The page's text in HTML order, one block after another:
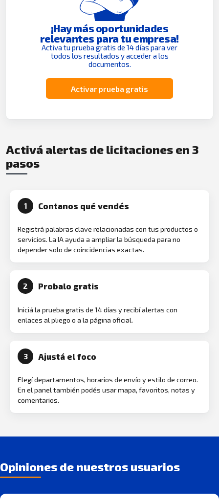
¡Hay más oportunidades
relevantes para tu empresa!
Activa tu prueba gratis de 14 días para ver
todos los resultados y acceder a los
documentos.
Activar prueba gratis
Activá alertas de licitaciones en 3
pasos
1 Contanos qué vendés
Registrá palabras clave relacionadas con tus productos o
servicios. La IA ayuda a ampliar la búsqueda para no
depender solo de coincidencias exactas.
2 Probalo gratis
Iniciá la prueba gratis de 14 días y recibí alertas con
enlaces al pliego o a la página oficial.
3 Ajustá el foco
Elegí departamentos, horarios de envío y estilo de correo.
En el panel también podés usar mapa, favoritos, notas y
comentarios.
Opiniones de nuestros usuarios